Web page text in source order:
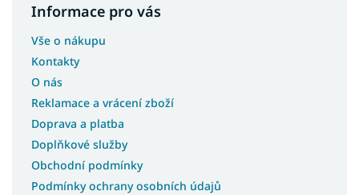
Informace pro vás
Vše o nákupu
Kontakty
O nás
Reklamace a vrácení zboží
Doprava a platba
Doplňkové služby
Obchodní podmínky
Podmínky ochrany osobních údajů